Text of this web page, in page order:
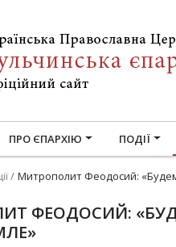
ПРО ЄПАРХІЮ ПОДІЇ
Митрополит Феодосий:
ФЕОДОСИЙ: